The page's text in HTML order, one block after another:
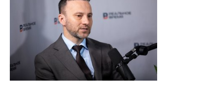
КИБЕРСПОРТ
ФИГУРНОЕ КАТАНИЕ
ВОДНЫЕ ВИДЫ СПОРТА
КУЛЬТУРА
МЕДИЦИНА
ОБРАЗОВАНИЕ
СПИСОК ПЕРСОН
СПИСОК КОМПАНИЙ
ПОЛНАЯ ВЕРСИЯ